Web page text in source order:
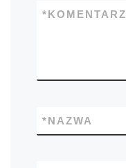
KOMENTARZ
*
NAZWA
*